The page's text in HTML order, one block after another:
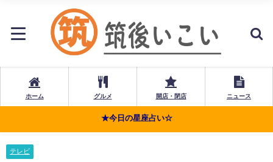
ホーム グルメ 開店・閉店 ニュース
★今日の星座占い☆
テレビ